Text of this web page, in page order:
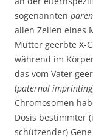
sogenannten
allen Zellen eines
Mutter geerbte X-
während im
das vom Vater
(paternal imprinting
Chromosomen
Dosis bestimmter
schützender)